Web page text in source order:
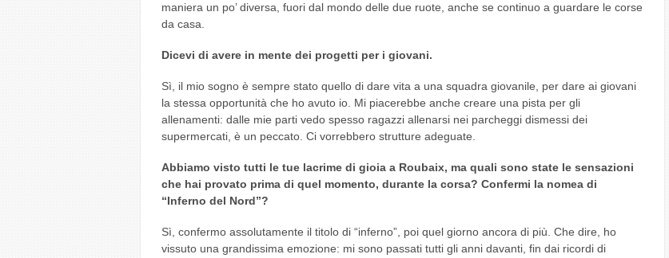
maniera un po’ diversa, fuori dal mondo delle due ruote, anche se continuo a guardare le corse
da casa.
Dicevi di avere in mente dei progetti per i giovani.
Sì, il mio sogno è sempre stato quello di dare vita a una squadra giovanile, per dare ai giovani
la stessa opportunità che ho avuto io. Mi piacerebbe anche creare una pista per gli
allenamenti: dalle mie parti vedo spesso ragazzi allenarsi nei parcheggi dismessi dei
supermercati, è un peccato. Ci vorrebbero strutture adeguate.
Abbiamo visto tutti le tue lacrime di gioia a Roubaix, ma quali sono state le sensazioni
che hai provato prima di quel momento, durante la corsa? Confermi la nomea di
“Inferno del Nord”?
Sì, confermo assolutamente il titolo di “inferno”, poi quel giorno ancora di più. Che dire, ho
vissuto una grandissima emozione: mi sono passati tutti gli anni davanti, fin dai ricordi di